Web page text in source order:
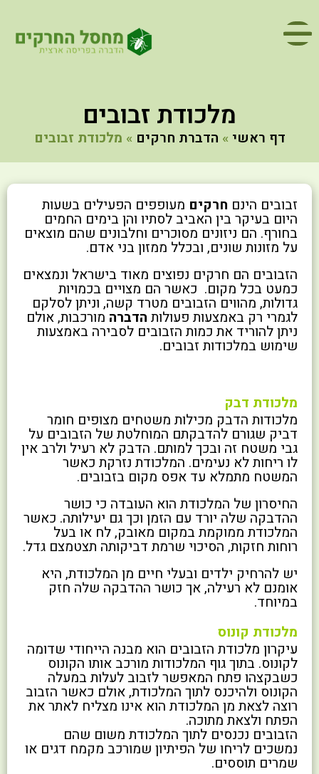
מלכודת זבובים
דף ראשי » הדברת חרקים » מלכודת זבובים
זבובים הינם חרקים מעופפים הפעילים בשעות
היום בעיקר בין האביב לסתיו והן בימים החמים
בחורף. הם ניזונים מסוכרים וחלבונים שהם מוצאים
על מזונות שונים, ובכלל ממזון בני אדם.
הזבובים הם חרקים נפוצים מאוד בישראל ונמצאים
כמעט בכל מקום. כאשר הם מצויים בכמויות
גדולות, מהווים הזבובים מטרד קשה, וניתן לסלקם
לגמרי רק באמצעות פעולות הדברה מורכבות, אולם
ניתן להוריד את כמות הזבובים לסבירה באמצעות
שימוש במלכודות זבובים.
מלכודת דבק
מלכודות הדבק מכילות משטחים מצופים חומר
דביק שגורם להדבקתם המוחלטת של הזבובים על
גבי משטח זה ובכך למותם. הדבק לא רעיל ולרב אין
לו ריחות לא נעימים. המלכודת נזרקת כאשר
המשטח מתמלא עד אפס מקום בזבובים.
החיסרון של המלכודת הוא העובדה כי כושר
ההדבקה שלה יורד עם הזמן וכך גם יעילותה. כאשר
המלכודת ממוקמת במקום מאובק, לח או בעל
רוחות חזקות, הסיכוי שרמת דביקותה תצטמצם גדל.
יש להרחיק ילדים ובעלי חיים מן המלכודת, היא
אומנם לא רעילה, אך כושר ההדבקה שלה חזק
במיוחד.
מלכודת קונוס
עיקרון מלכודת הזבובים הוא מבנה הייחודי שדומה
לקונוס. בתוך גוף המלכודות מורכב אותו הקונוס
כשבקצהו פתח המאפשר לזבוב לעלות במעלה
הקונוס ולהיכנס לתוך המלכודת, אולם כאשר הזבוב
רוצה לצאת מן המלכודת הוא אינו מצליח לאתר את
הפתח ולצאת מתוכה.
הזבובים נכנסים לתוך המלכודת משום שהם
נמשכים לריחו של הפיתיון שמורכב מקמח דגים או
שמרים תוססים.